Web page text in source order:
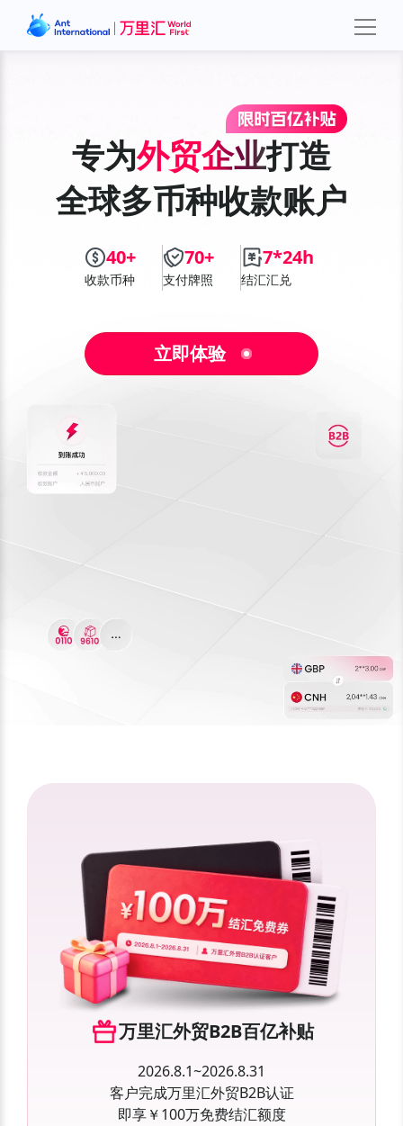
专为外贸企业打造
全球多币种收款账户
40+
收款币种
70+
支付牌照
7*24h
结汇汇兑
立即体验
万里汇外贸B2B百亿补贴
2026.8.1~2026.8.31
客户完成万里汇外贸B2B认证
即享￥100万免费结汇额度